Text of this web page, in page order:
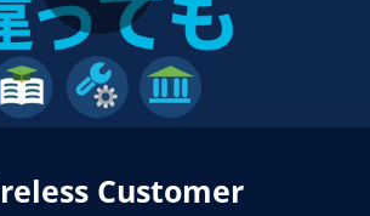
Play
Customer